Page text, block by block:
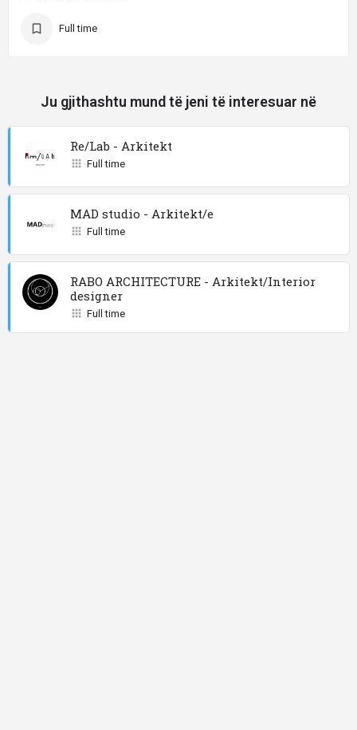
Full time
Ju gjithashtu mund të jeni të interesuar në
Re/Lab - Arkitekt
Full time
MAD studio - Arkitekt/e
Full time
RABO ARCHITECTURE - Arkitekt/Interior
designer
Full time